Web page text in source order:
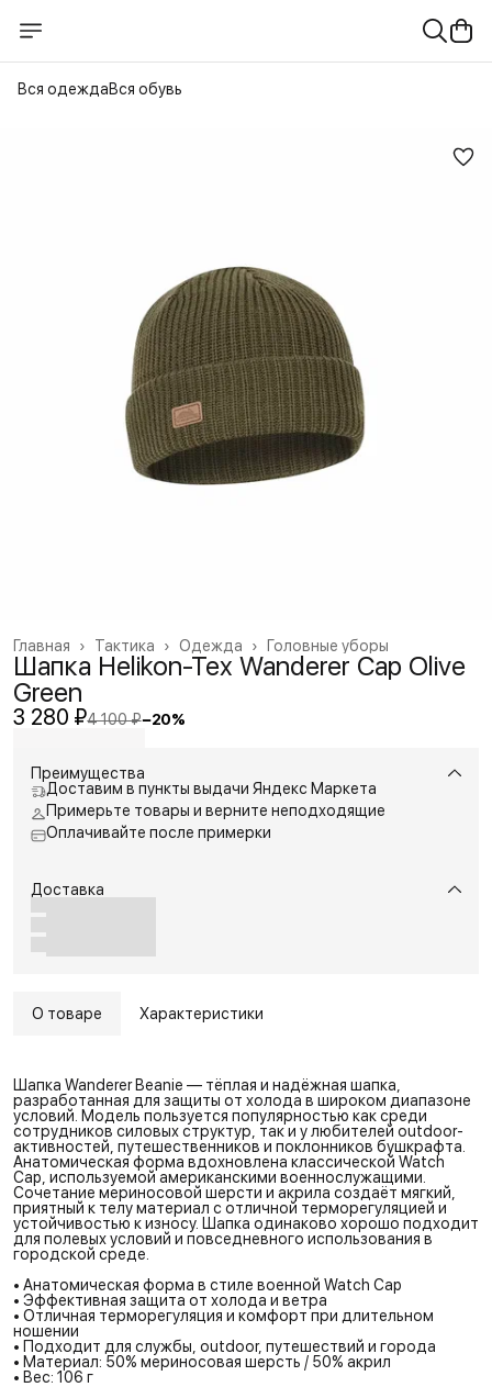
Вся одеждаВся обувь
Головные уборы
Одежда ›
Тактика ›
Главная ›
Шапка Helikon-Tex Wanderer Cap Olive
Green
3 280 ₽4 100 ₽−20%
Преимущества
Доставим в пункты выдачи Яндекс Маркета
Примерьте товары и верните неподходящие
Оплачивайте после примерки
Доставка
О товаре Характеристики
Шапка Wanderer Beanie — тёплая и надёжная шапка,
разработанная для защиты от холода в широком диапазоне
условий. Модель пользуется популярностью как среди
сотрудников силовых структур, так и у любителей outdoor-
активностей, путешественников и поклонников бушкрафта.
Анатомическая форма вдохновлена классической Watch
Cap, используемой американскими военнослужащими.
Сочетание мериносовой шерсти и акрила создаёт мягкий,
приятный к телу материал с отличной терморегуляцией и
устойчивостью к износу. Шапка одинаково хорошо подходит
для полевых условий и повседневного использования в
городской среде.
• Анатомическая форма в стиле военной Watch Cap
• Эффективная защита от холода и ветра
• Отличная терморегуляция и комфорт при длительном
ношении
• Подходит для службы, outdoor, путешествий и города
• Материал: 50% мериносовая шерсть / 50% акрил
• Вес: 106 г